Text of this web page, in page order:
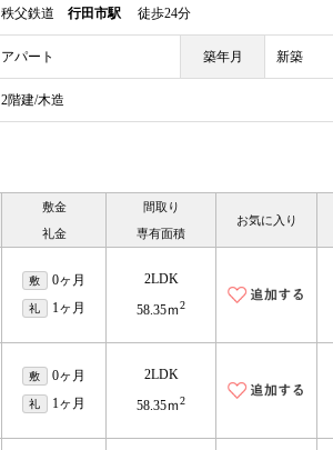
秩父鉄道 行田市駅 徒歩24分
アパート 築年月 新築
2階建/木造
敷金
礼金
間取り
専有面積
お気に入り
敷 0ヶ月
礼 1ヶ月
2LDK
58.35ｍ2
敷 0ヶ月
礼 1ヶ月
2LDK
58.35ｍ2